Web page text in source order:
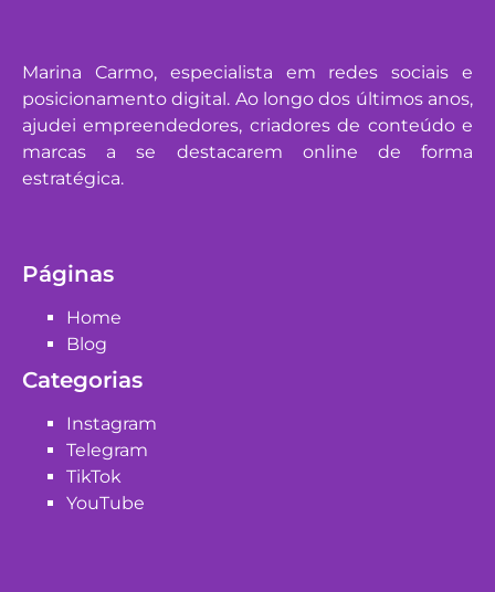
Marina Carmo, especialista em redes sociais e
posicionamento digital. Ao longo dos últimos anos,
ajudei empreendedores, criadores de conteúdo e
marcas a se destacarem online de forma
estratégica.
Páginas
Home
Blog
Categorias
Instagram
Telegram
TikTok
YouTube